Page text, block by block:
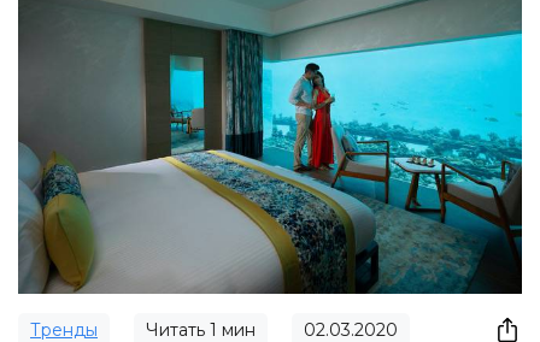
Тренды Читать 1 мин 02.03.2020